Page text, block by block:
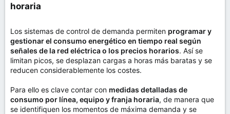
horaria​
Los sistemas de control de demanda permiten programar y
gestionar el consumo energético en tiempo real según
señales de la red eléctrica o los precios horarios. Así se
limitan picos, se desplazan cargas a horas más baratas y se
reducen considerablemente los costes.
Para ello es clave contar con medidas detalladas de
consumo por línea, equipo y franja horaria, de manera que
se identifiquen los momentos de máxima demanda y se